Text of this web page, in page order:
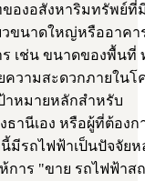
ของอสังหาริมทรัพย์
วขนาดใหญ่หรืออาคา
เช่น ขนาดของพื้นที่
วามสะดวกภายในโ
าหมายหลักสำหรับ
านีเอง หรือผู้ที่ต้องก
มีรถไฟฟ้าเป็นปัจจัยห
การ "ขาย รถไฟฟ้าส